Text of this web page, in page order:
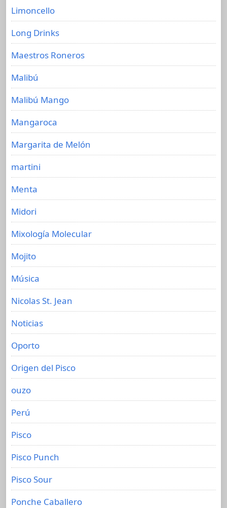
Limoncello
Long Drinks
Maestros Roneros
Malibú
Malibú Mango
Mangaroca
Margarita de Melón
martini
Menta
Midori
Mixología Molecular
Mojito
Música
Nicolas St. Jean
Noticias
Oporto
Origen del Pisco
ouzo
Perú
Pisco
Pisco Punch
Pisco Sour
Ponche Caballero